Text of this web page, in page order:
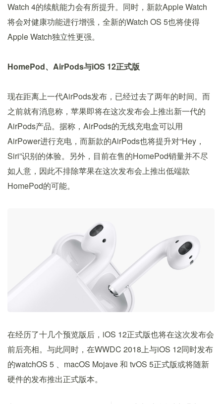
Watch 4的续航能力会有所提升。同时，新款Apple Watch
将会对健康功能进行增强，全新的Watch OS 5也将使得
Apple Watch独立性更强。
HomePod、AirPods与iOS 12正式版
现在距离上一代AirPods发布，已经过去了两年的时间。而
之前就有消息称，苹果即将在这次发布会上推出新一代的
AirPods产品。据称，AirPods的无线充电盒可以用
AirPower进行充电，而新款的AirPods也将提升对“Hey，
Siri”识别的体验。另外，目前在售的HomePod销量并不尽
如人意，因此不排除苹果在这次发布会上推出低端款
HomePod的可能。
在经历了十几个预览版后，iOS 12正式版也将在这次发布会
前后亮相。与此同时，在WWDC 2018上与iOS 12同时发布
的watchOS 5 、macOS Mojave 和 tvOS 5正式版或将随新
硬件的发布推出正式版本。